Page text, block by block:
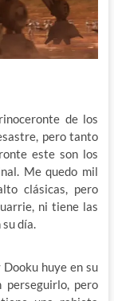
de los
pero tanto
este son los
Me quedo mil
clásicas, pero
ni tiene las
día.
huye en su
perseguirlo, pero